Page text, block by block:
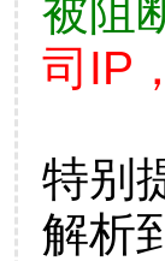
被阻
司IP
特别
解析